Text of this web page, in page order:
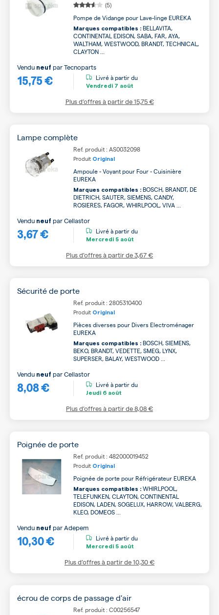
(5)
Pompe de Vidange pour Lave-linge EUREKA
Marques compatibles : BELLAVITA,
CONTINENTAL EDISON, SABA, FAR, AYA,
WALTHAM, WESTWOOD, BRANDT, TECHNICAL,
CLAYTON ...
15,75 €
Vendu neuf parTecnoparts
Livré à partir du
Vendredi 7 août
Plus d’offres à partir de15,75 €
Lampe complète
Ref. produit : AS0032098
Produit Original
Ampoule - Voyant pour Four - Cuisinière
EUREKA
Marques compatibles : BOSCH, BRANDT, DE
DIETRICH, SAUTER, SIEMENS, CANDY,
ROSIERES, FAGOR, WHIRLPOOL, VIVA ...
3,67 €
Vendu neuf parCellastor
Livré à partir du
Mercredi 5 août
Plus d’offres à partir de3,67 €
Sécurité de porte
Ref. produit : 2805310400
Produit Original
Pièces diverses pour Divers Electroménager
EUREKA
Marques compatibles : BOSCH, SIEMENS,
BEKO, BRANDT, VEDETTE, SMEG, LYNX,
SUPERSER, BALAY, WESTWOOD ...
8,08 €
Vendu neuf parCellastor
Livré à partir du
Jeudi 6 août
Plus d’offres à partir de8,08 €
Poignée de porte
Ref. produit : 482000019452
Produit Original
Poignée de porte pour Réfrigérateur EUREKA
Marques compatibles : WHIRLPOOL,
TELEFUNKEN, CLAYTON, CONTINENTAL
EDISON, LADEN, SOGELUX, HARROW, VALBERG,
KLEO, DOMEOS ...
10,30 €
Vendu neuf parAdepem
Livré à partir du
Mercredi 5 août
Plus d’offres à partir de10,30 €
écrou de corps de passage d'air
Ref. produit : C00256547